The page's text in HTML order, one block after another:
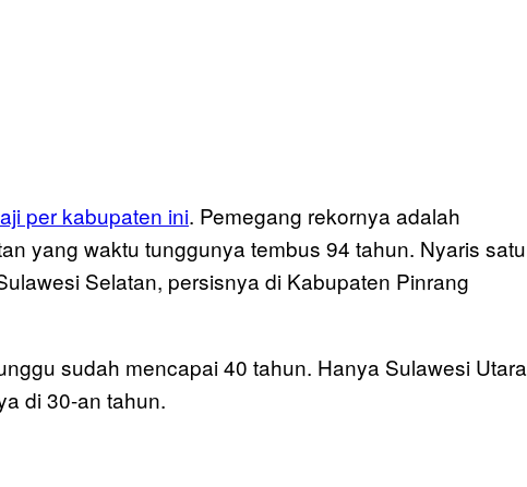
per kabupaten ini. Pemegang rekornya adalah
yang waktu tunggunya tembus 94 tahun. Nyaris satu
Selatan, persisnya di Kabupaten Pinrang
sudah mencapai 40 tahun. Hanya Sulawesi Utara
di 30-an tahun.